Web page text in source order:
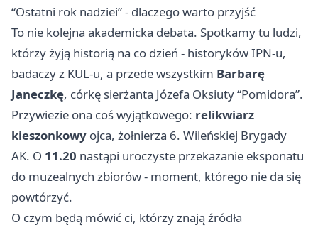
“Ostatni rok nadziei” - dlaczego warto przyjść
To nie kolejna akademicka debata. Spotkamy tu ludzi,
którzy żyją historią na co dzień - historyków IPN-u,
badaczy z KUL-u, a przede wszystkim Barbarę
Janeczkę, córkę sierżanta Józefa Oksiuty “Pomidora”.
Przywiezie ona coś wyjątkowego: relikwiarz
kieszonkowy ojca, żołnierza 6. Wileńskiej Brygady
AK. O 11.20 nastąpi uroczyste przekazanie eksponatu
do muzealnych zbiorów - moment, którego nie da się
powtórzyć.
O czym będą mówić ci, którzy znają źródła